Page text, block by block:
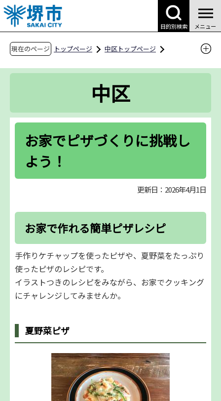
こ
の
ペ
目的別検索 メニュー
現在のページ トップページ
中区トップページ
お家でピザづくりに挑戦しよう！
中区
お家でピザづくりに挑戦し
よう！
更新日：2026年4月1日
お家で作れる簡単ピザレシピ
手作りケチャップを使ったピザや、夏野菜をたっぷり
使ったピザのレシピです。
イラストつきのレシピをみながら、お家でクッキング
にチャレンジしてみませんか。
夏野菜ピザ